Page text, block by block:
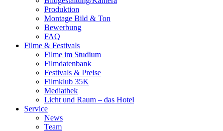
Pro­duk­ti­on
Mon­ta­ge Bild & Ton
Bewer­bung
FAQ
Fil­me & Fes­ti­vals
Fil­me im Stu­di­um
Film­da­ten­bank
Fes­ti­vals & Prei­se
Film­klub 35K
Media­thek
Licht und Raum – das Hotel
Ser­vice
News
Team